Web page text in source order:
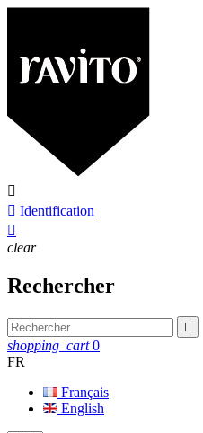

 Identification

clear
Rechercher

shopping_cart 0
FR
Français
English